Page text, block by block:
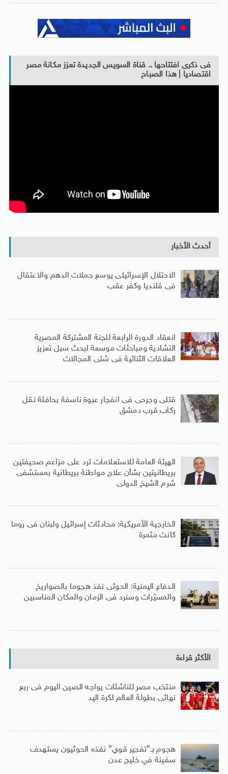
فى ذكرى افتتاحها .. قناة السويس الجديدة تعزز مكانة مصر
اقتصاديا | هذا الصباح
أحدث الأخبار
الاحتلال الإسرائيلى يوسع حملات الدهم والاعتقال
فى قلنديا وكفر عقب
انعقاد الدورة الرابعة للجنة المشتركة المصرية
التشادية ومباحثات موسعة لبحث سبل تعزيز
العلاقات الثنائية فى شتى المجالات
قتلى وجرحى فى انفجار عبوة ناسفة بحافلة نقل
ركاب قرب دمشق
الهيئة العامة للاستعلامات ترد على مزاعم صحيفتين
بريطانيتين بشأن علاج مواطنة بريطانية بمستشفى
شرم الشيخ الدولى
الخارجية الأمريكية: محادثات إسرائيل ولبنان فى روما
كانت مثمرة
الدفاع اليمنية: الحوثى نفذ هجوما بالصواريخ
والمسيّرات وسنرد فى الزمان والمكان المناسبين
الأكثر قراءة
منتخب مصر للناشئات يواجه الصين اليوم فى ربع
نهائى بطولة العالم لكرة اليد
هجوم بـ”تفجير قوي” نفذه الحوثيون يستهدف
سفينة في خليج عدن